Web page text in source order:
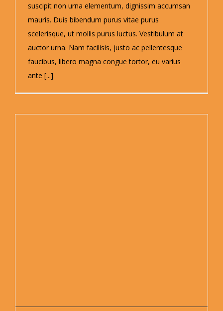
suscipit non urna elementum, dignissim accumsan
mauris. Duis bibendum purus vitae purus
scelerisque, ut mollis purus luctus. Vestibulum at
auctor urna. Nam facilisis, justo ac pellentesque
faucibus, libero magna congue tortor, eu varius
ante [...]